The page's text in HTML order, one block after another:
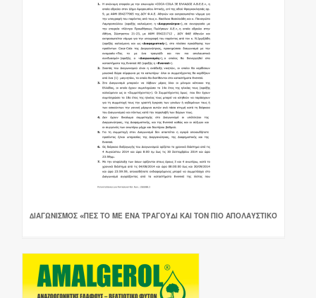
∆ΙΑΓΩΝΙΣΜΌΣ «ΠΕΣ ΤΟ ΜΕ ΈΝΑ ΤΡΑΓΟΎΔΙ ΚΑΙ ΤΟΝ ΠΙΟ ΑΠΟΛΑΥΣΤΙΚΌ